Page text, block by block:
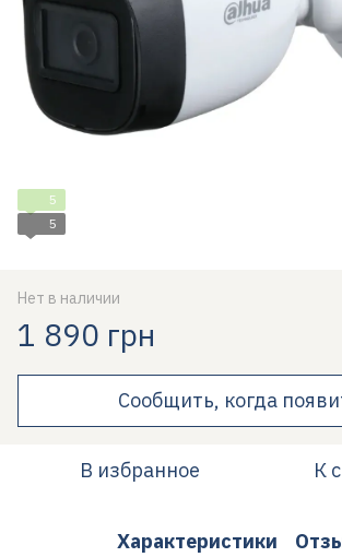
5
5
Нет в наличии
1 890 грн
Сообщить, когда
В избранное К
Характеристики